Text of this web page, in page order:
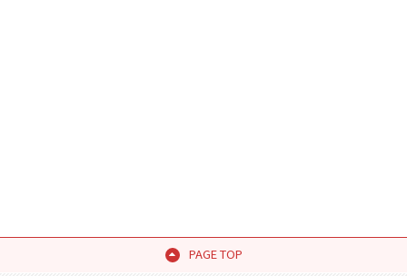
PAGE TOP